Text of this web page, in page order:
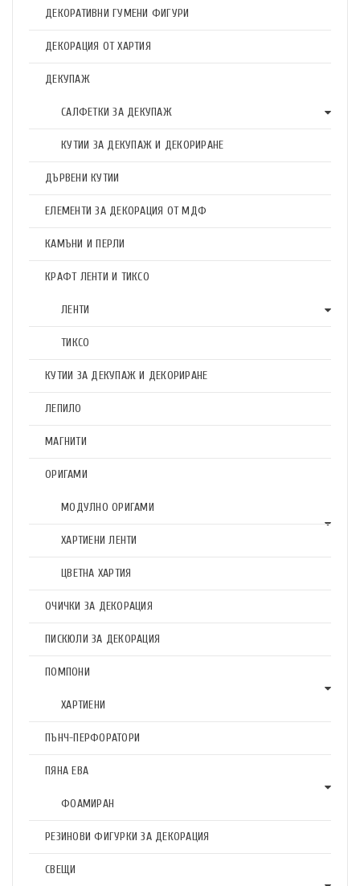
ДЕКОРАТИВНИ ГУМЕНИ ФИГУРИ
ДЕКОРАЦИЯ ОТ ХАРТИЯ
ДЕКУПАЖ
САЛФЕТКИ ЗА ДЕКУПАЖ
КУТИИ ЗА ДЕКУПАЖ И ДЕКОРИРАНЕ
ДЪРВЕНИ КУТИИ
ЕЛЕМЕНТИ ЗА ДЕКОРАЦИЯ ОТ МДФ
КАМЪНИ И ПЕРЛИ
КРАФТ ЛЕНТИ И ТИКСО
ЛЕНТИ
ТИКСО
КУТИИ ЗА ДЕКУПАЖ И ДЕКОРИРАНЕ
ЛЕПИЛО
МАГНИТИ
ОРИГАМИ
МОДУЛНО ОРИГАМИ
ХАРТИЕНИ ЛЕНТИ
ЦВЕТНА ХАРТИЯ
ОЧИЧКИ ЗА ДЕКОРАЦИЯ
ПИСКЮЛИ ЗА ДЕКОРАЦИЯ
ПОМПОНИ
ХАРТИЕНИ
ПЪНЧ-ПЕРФОРАТОРИ
ПЯНА ЕВА
ФОАМИРАН
РЕЗИНОВИ ФИГУРКИ ЗА ДЕКОРАЦИЯ
СВЕЩИ